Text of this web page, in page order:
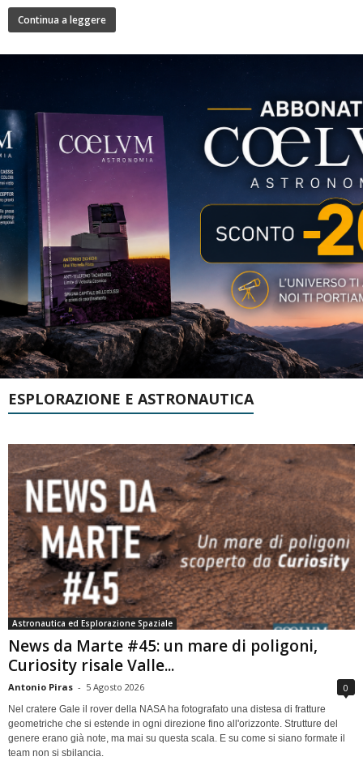
Continua a leggere
ESPLORAZIONE E ASTRONAUTICA
Astronautica ed Esplorazione Spaziale
News da Marte #45: un mare di poligoni,
Curiosity risale Valle...
Antonio Piras - 5 Agosto 2026 0
Nel cratere Gale il rover della NASA ha fotografato una distesa di fratture
geometriche che si estende in ogni direzione fino all'orizzonte. Strutture del
genere erano già note, ma mai su questa scala. E su come si siano formate il
team non si sbilancia.